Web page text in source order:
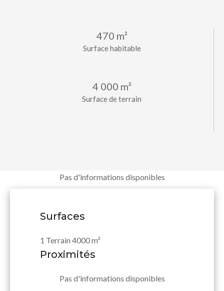
Surface habitable
470 m²
Surface de terrain
4 000 m²
Pas d'informations disponibles
Surfaces
1 Terrain 4000 m²
Proximités
Pas d'informations disponibles